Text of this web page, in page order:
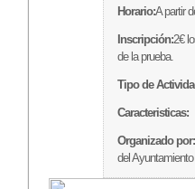
Horario:A partir
Inscripción:2€
de la prueba.
Tipo de
Caracteristicas:
Organizado por:
del